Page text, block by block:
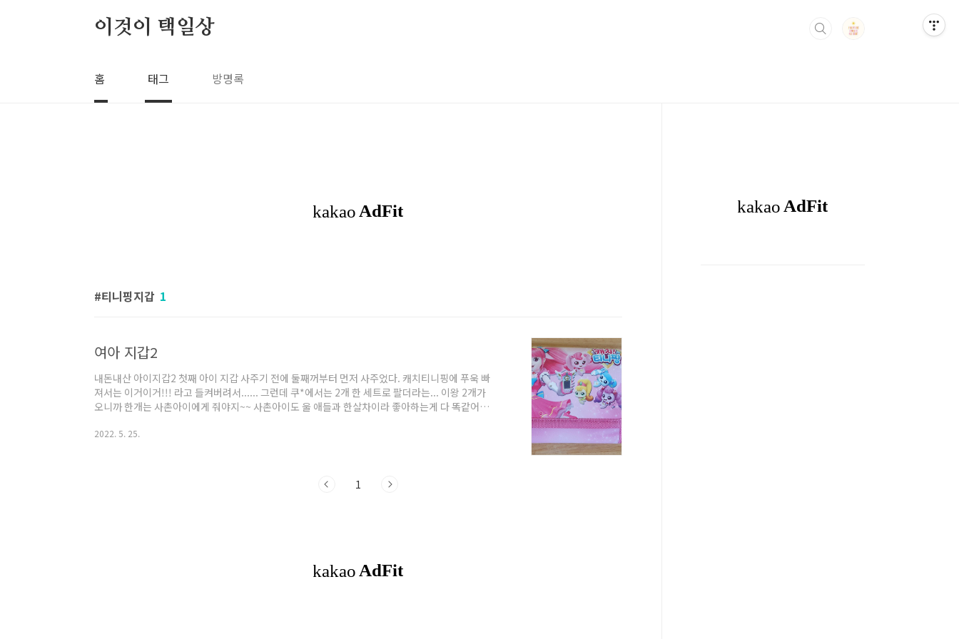
이것이 택일상
홈 태그 방명록
티니핑지갑 1
여아 지갑2
내돈내산 아이지갑2 첫째 아이 지갑 사주기 전에 둘째꺼부터 먼저 사주었다. 캐치티니핑에 푸욱 빠
져서는 이거이거!!! 라고 들켜버려서...... 그런데 쿠*에서는 2개 한 세트로 팔더라는... 이왕 2개가
오니까 한개는 사촌아이에게 줘야지~~ 사촌아이도 울 애들과 한살차이라 좋아하는게 다 똑같어
할아버지 주신 지폐가 들어있지요~~~ ㅋㅋㅋ 뒤로 돌리면 짜잔~~ 핑크핑크해서 하츄핑이 있는건
2022. 5. 25.
1